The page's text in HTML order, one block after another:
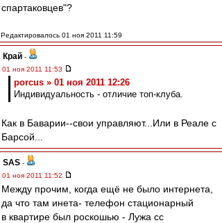
спартаковцев"?
Редактировалось 01 ноя 2011 11:59
Край -
01 ноя 2011 11:53
porcus » 01 ноя 2011 12:26
Индивидуальность - отличие топ-клуба.
Как в Баварии--свои управляют...Или в Реале с
Барсой...
SAS -
01 ноя 2011 11:52
Между прочим, когда ещё не было интернета,
да что там инета- телефон стационарный
в квартире был роскошью - Лужа сс